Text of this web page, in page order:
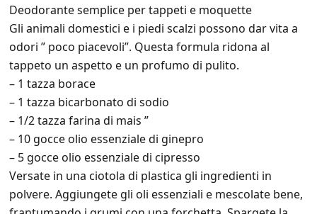
Deodorante semplice per tappeti e moquette
Gli animali domestici e i piedi scalzi possono dar vita a
odori ” poco piacevoli”. Questa formula ridona al
tappeto un aspetto e un profumo di pulito.
– 1 tazza borace
– 1 tazza bicarbonato di sodio
– 1/2 tazza farina di mais ”
– 10 gocce olio essenziale di ginepro
– 5 gocce olio essenziale di cipresso
Versate in una ciotola di plastica gli ingredienti in
polvere. Aggiungete gli oli essenziali e mescolate bene,